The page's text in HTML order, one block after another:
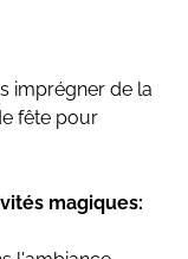
imprégner de la
fête pour
magiques: